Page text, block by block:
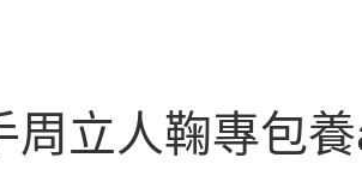
立人鞠專包